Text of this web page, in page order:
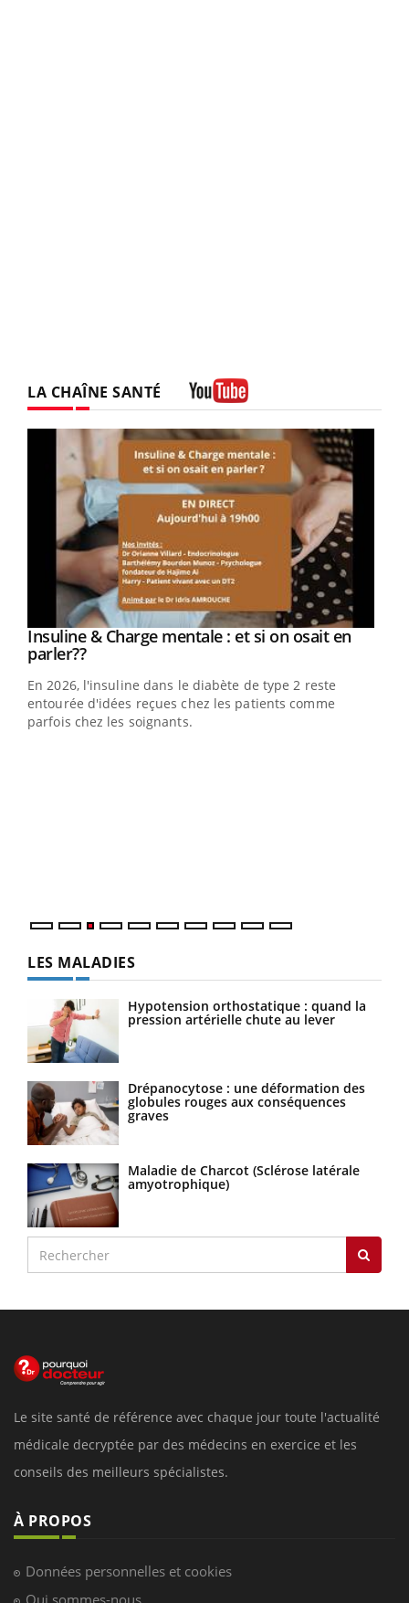
LA CHAÎNE SANTÉ
Youtube
Insuline & Charge mentale : et si on osait en
parler??Youtube
En 2026, l'insuline dans le diabète de type 2 reste
entourée d'idées reçues chez les patients comme
parfois chez les soignants.
LES MALADIES
Hypotension orthostatique : quand la
pression artérielle chute au lever
Drépanocytose : une déformation des
globules rouges aux conséquences
graves
Maladie de Charcot (Sclérose latérale
amyotrophique)
Le site santé de référence avec chaque jour toute l'actualité
médicale decryptée par des médecins en exercice et les
conseils des meilleurs spécialistes.
À PROPOS
Données personnelles et cookies